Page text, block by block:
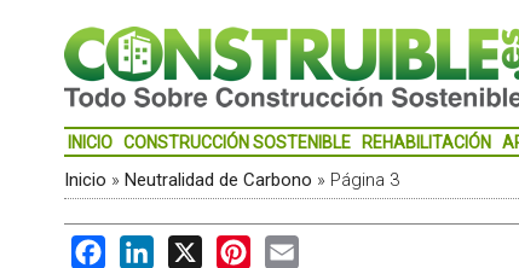
INICIO CONSTRUCCIÓN SOSTENIBLE REHABILITACIÓN
Inicio » Neutralidad de Carbono » Página 3
FacebookLinkedIn
X PinterestEmail